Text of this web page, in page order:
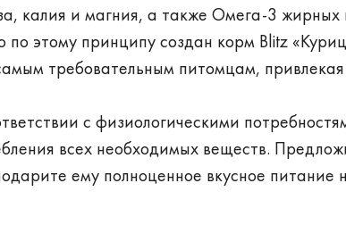
калия и магния, а также Омега-3 жирных
этому принципу создан корм Blitz
требовательным питомцам,
с физиологическими
всех необходимых веществ.
ему полноценное вкусное питание